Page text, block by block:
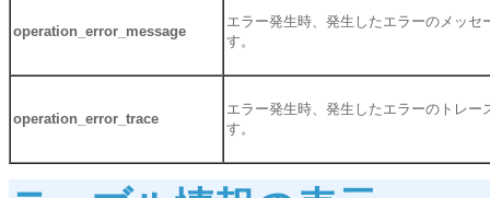
operation_error_message
エラー発生時、発生したエラーのメッセ
す。
operation_error_trace
エラー発生時、発生したエラーのトレー
す。